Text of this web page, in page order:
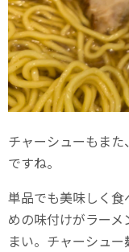
チャーシューもま
ですね。
単品でも美味しく
めの味付けがラー
まい。チャーシュー